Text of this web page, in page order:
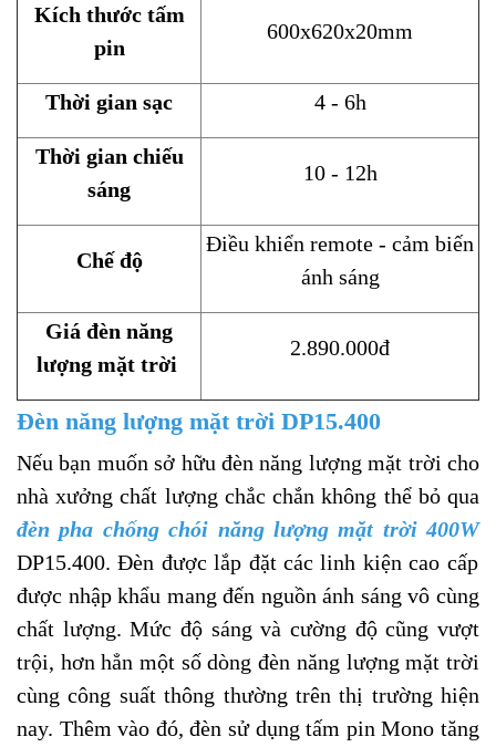
Kích thước tấm
pin
600x620x20mm
Thời gian sạc 4 - 6h
Thời gian chiếu
sáng
10 - 12h
Chế độ
Điều khiển remote - cảm biến
ánh sáng
Giá đèn năng
lượng mặt trời
2.890.000đ
Đèn năng lượng mặt trời DP15.400
Nếu bạn muốn sở hữu đèn năng lượng mặt trời cho
nhà xưởng chất lượng chắc chắn không thể bỏ qua
đèn pha chống chói năng lượng mặt trời 400W
DP15.400. Đèn được lắp đặt các linh kiện cao cấp
được nhập khẩu mang đến nguồn ánh sáng vô cùng
chất lượng. Mức độ sáng và cường độ cũng vượt
trội, hơn hẳn một số dòng đèn năng lượng mặt trời
cùng công suất thông thường trên thị trường hiện
nay. Thêm vào đó, đèn sử dụng tấm pin Mono tăng